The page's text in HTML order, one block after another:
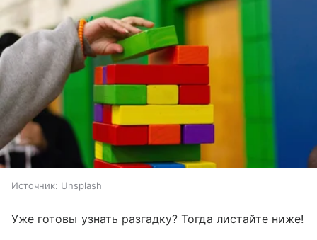
Источник: Unsplash
Уже готовы узнать разгадку? Тогда листайте ниже!